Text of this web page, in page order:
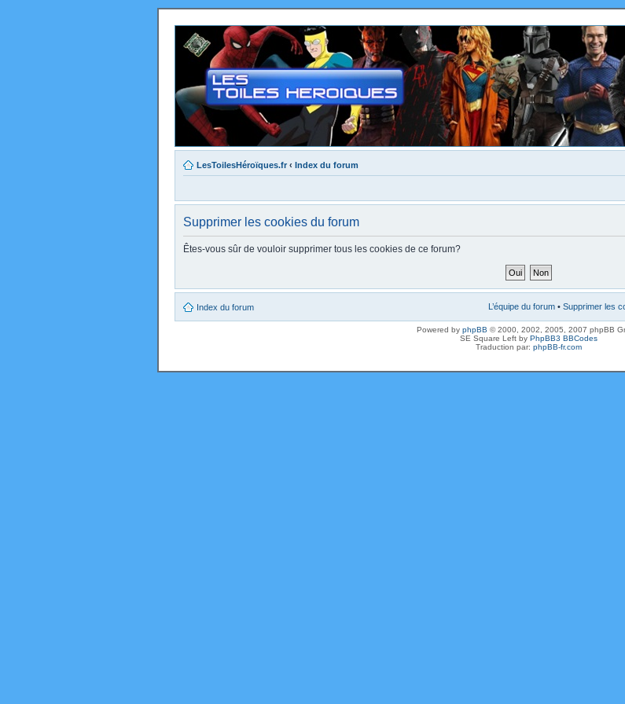
LesToilesHéroïques.fr ‹ Index du forum
Supprimer les cookies du forum
Êtes-vous sûr de vouloir supprimer tous les cookies de ce forum?
Index du forum L’équipe du forum • Supprimer les
Powered by phpBB © 2000, 2002, 2005, 2007 phpBB
SE Square Left by PhpBB3 BBCodes
Traduction par: phpBB-fr.com